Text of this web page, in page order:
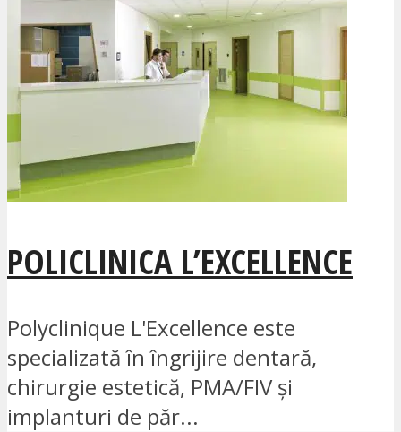
POLICLINICA L’EXCELLENCE
Polyclinique L'Excellence este
specializată în îngrijire dentară,
chirurgie estetică, PMA/FIV și
implanturi de păr...